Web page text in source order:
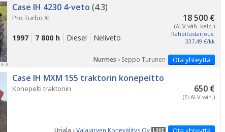
Case IH 4230 4-veto (4.3)
18 500 €
(ALV väh. kelp.)
Rahoitustarjous:
337,49 €/kk
Pro Turbo XL
1997 7 800 h Diesel Neliveto
Ota yhteyttä
Nurmes › Seppo Turunen
Case IH MXM 155 traktorin konepeitto
650 €
(Ei ALV väh.)
Konepelti traktoriin
LIIKE
Urjala ›Valajärven Konevälitys Oy